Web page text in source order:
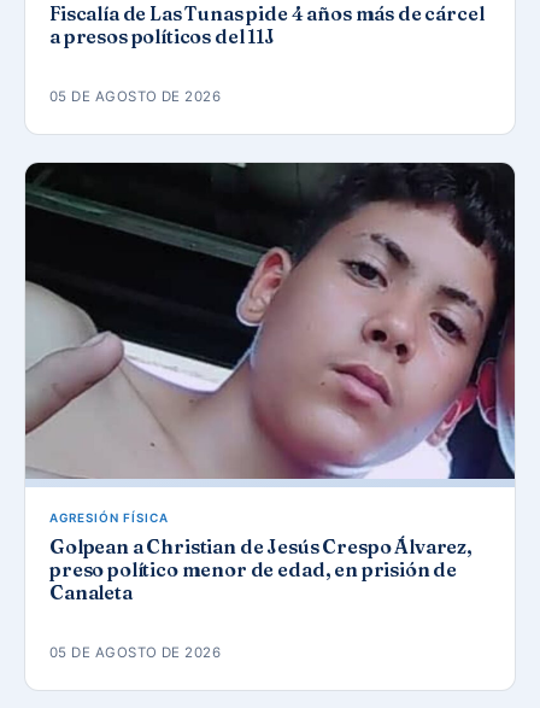
Fiscalía de Las Tunas pide 4 años más de cárcel
a presos políticos del 11J
05 DE AGOSTO DE 2026
AGRESIÓN FÍSICA
Golpean a Christian de Jesús Crespo Álvarez,
preso político menor de edad, en prisión de
Canaleta
05 DE AGOSTO DE 2026